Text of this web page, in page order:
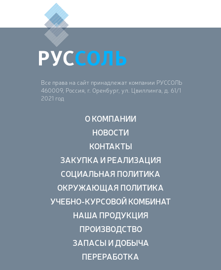
Все права на сайт принадлежат компании РУССОЛЬ
460009, Россия, г. Оренбург, ул. Цвиллинга, д. 61/1
2021 год
О КОМПАНИИ
НОВОСТИ
КОНТАКТЫ
ЗАКУПКА И РЕАЛИЗАЦИЯ
СОЦИАЛЬНАЯ ПОЛИТИКА
ОКРУЖАЮЩАЯ ПОЛИТИКА
УЧЕБНО-КУРСОВОЙ КОМБИНАТ
НАША ПРОДУКЦИЯ
ПРОИЗВОДСТВО
ЗАПАСЫ И ДОБЫЧА
ПЕРЕРАБОТКА